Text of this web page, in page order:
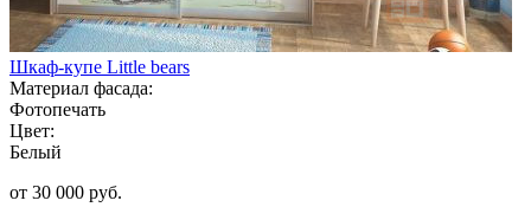
Шкаф-купе Little bears
Материал фасада:
Фотопечать
Цвет:
Белый
от 30 000 руб.